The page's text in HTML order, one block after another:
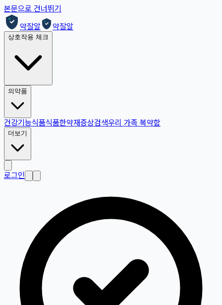
본문으로 건너뛰기
약잘알
약잘알
상호작용 체크
의약품
건강기능식품식품한약재증상검색우리 가족 복약함
더보기
로그인